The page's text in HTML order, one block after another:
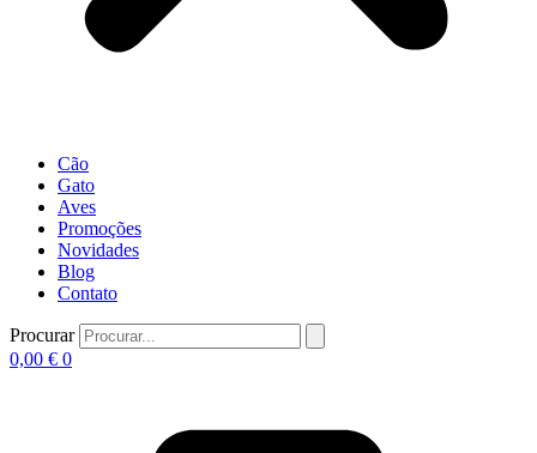
Cão
Gato
Aves
Promoções
Novidades
Blog
Contato
Procurar
0,00 € 0